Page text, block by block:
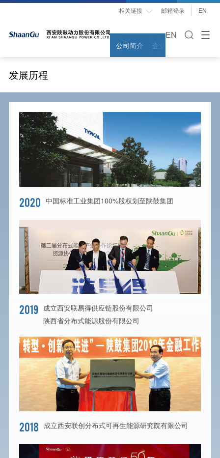
相关链接  邮箱登录 EN
EN
公司简介 企业文化
发展历程
2020 中国标准工业集团100%股权划至陕鼓集团
2019 成立西安联易得供应链股份有限公司
陕西省分布式能源股份有限公司
2018 成立西安联创分布式可再生能源研究院有限公司